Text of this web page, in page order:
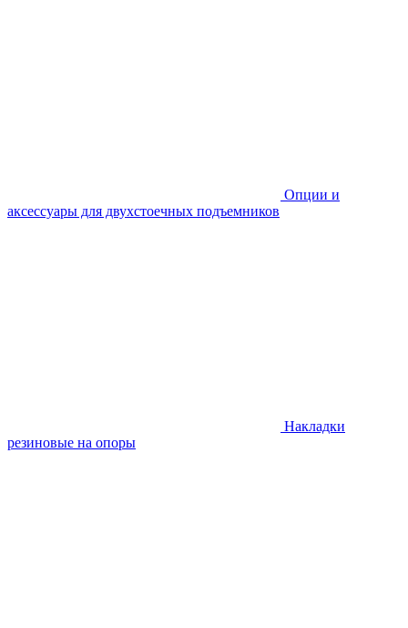
Опции и
аксессуары для двухстоечных подъемников
Накладки
резиновые на опоры